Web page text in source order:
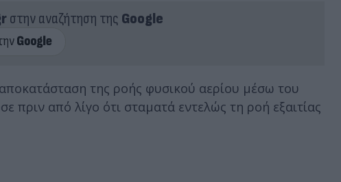
στην αναζήτηση της Google
της ροής φυσικού αερίου μέσω του
από λίγο ότι σταματά εντελώς τη ροή εξαιτίας